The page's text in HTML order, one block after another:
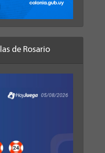
de Rosario